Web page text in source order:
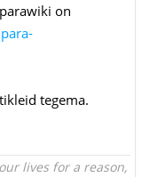
on
tegema.
lives for a reason,